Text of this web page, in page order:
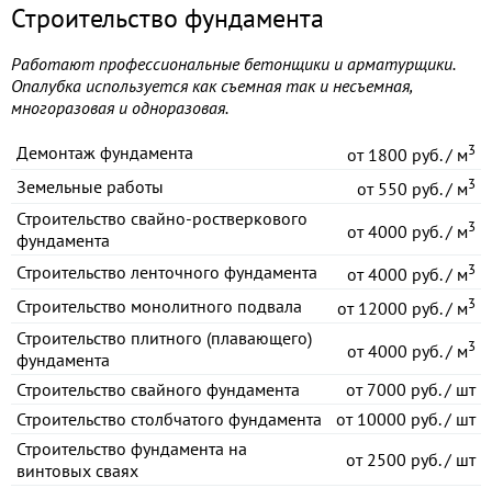
Строительство фундамента
Работают профессиональные бетонщики и арматурщики.
Опалубка используется как съемная так и несъемная,
многоразовая и одноразовая.
Демонтаж фундамента от1800 руб. / м3
Земельные работы от550 руб. / м3
Строительство свайно-ростверкового
фундамента
от4000 руб. / м3
Строительство ленточного фундамента от4000 руб. / м3
Строительство монолитного подвала от12000 руб. / м3
Строительство плитного (плавающего)
фундамента
от4000 руб. / м3
Строительство свайного фундамента от7000 руб. / шт
Строительство столбчатого фундамента
от10000 руб. / шт
Строительство фундамента на
винтовых сваях
от2500 руб. / шт